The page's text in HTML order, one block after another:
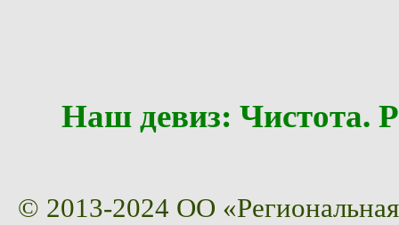
Наш девиз:
© 2013-2024 ОО